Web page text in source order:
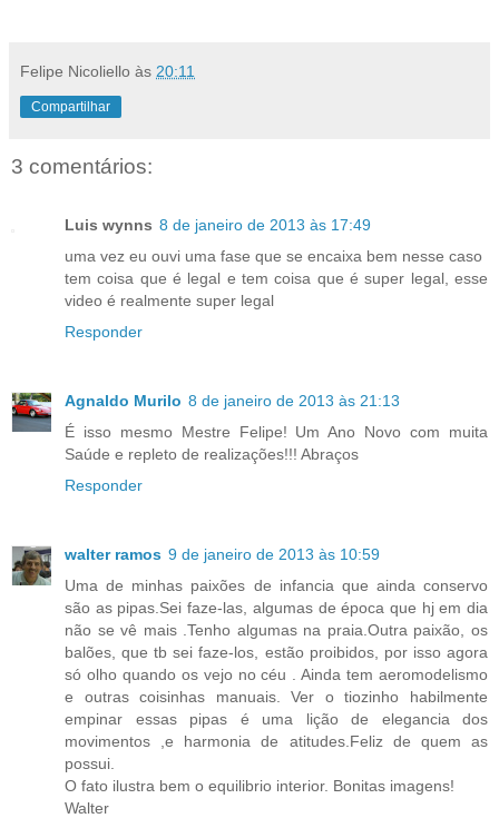
Felipe Nicoliello às 20:11
Compartilhar
3 comentários:
Luis wynns 8 de janeiro de 2013 às 17:49
uma vez eu ouvi uma fase que se encaixa bem nesse caso
tem coisa que é legal e tem coisa que é super legal, esse
video é realmente super legal
Responder
Agnaldo Murilo 8 de janeiro de 2013 às 21:13
É isso mesmo Mestre Felipe! Um Ano Novo com muita
Saúde e repleto de realizações!!! Abraços
Responder
walter ramos 9 de janeiro de 2013 às 10:59
Uma de minhas paixões de infancia que ainda conservo
são as pipas.Sei faze-las, algumas de época que hj em dia
não se vê mais .Tenho algumas na praia.Outra paixão, os
balões, que tb sei faze-los, estão proibidos, por isso agora
só olho quando os vejo no céu . Ainda tem aeromodelismo
e outras coisinhas manuais. Ver o tiozinho habilmente
empinar essas pipas é uma lição de elegancia dos
movimentos ,e harmonia de atitudes.Feliz de quem as
possui.
O fato ilustra bem o equilibrio interior. Bonitas imagens!
Walter